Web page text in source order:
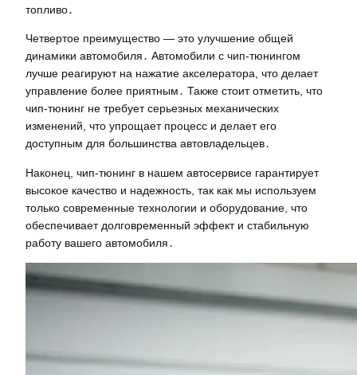
топливо․
Четвертое преимущество — это улучшение общей
динамики автомобиля․ Автомобили с чип-тюнингом
лучше реагируют на нажатие акселератора, что делает
управление более приятным․ Также стоит отметить, что
чип-тюнинг не требует серьезных механических
изменений, что упрощает процесс и делает его
доступным для большинства автовладельцев․
Наконец, чип-тюнинг в нашем автосервисе гарантирует
высокое качество и надежность, так как мы используем
только современные технологии и оборудование, что
обеспечивает долговременный эффект и стабильную
работу вашего автомобиля․